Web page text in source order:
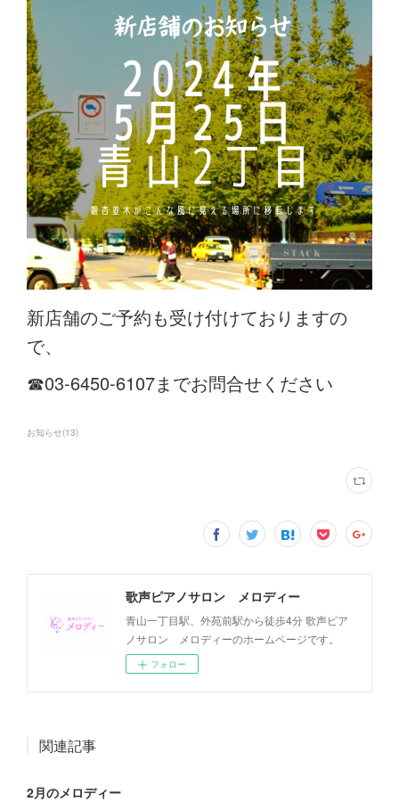
新店舗のご予約も受け付けておりますの
で、
☎03-6450-6107までお問合せください
お知らせ(13)
歌声ピアノサロン メロディー
青山一丁目駅、外苑前駅から徒歩4分 歌声ピア
ノサロン メロディーのホームページです。
フォロー
関連記事
2月のメロディー